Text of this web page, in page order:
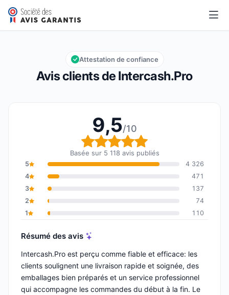
Intercash.Pro
Note globale : 9,5 sur 10
9,5/10
Avis clients de Intercash.Pro
Attestation de confiance
9,5/10
Note globale : 9,5 sur
Basée sur 5 118 avis publiés
5
4 326
4
471
3
137
2
74
1
110
Résumé des avis
Intercash.Pro est perçu comme fiable et efficace: les
clients soulignent une livraison rapide et soignée, des
emballages bien préparés et un service professionnel
qui accompagne les commandes du début à la fin. Le